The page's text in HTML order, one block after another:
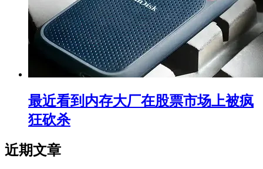
最近看到内存大厂在股票市场上被疯
狂砍杀
近期文章